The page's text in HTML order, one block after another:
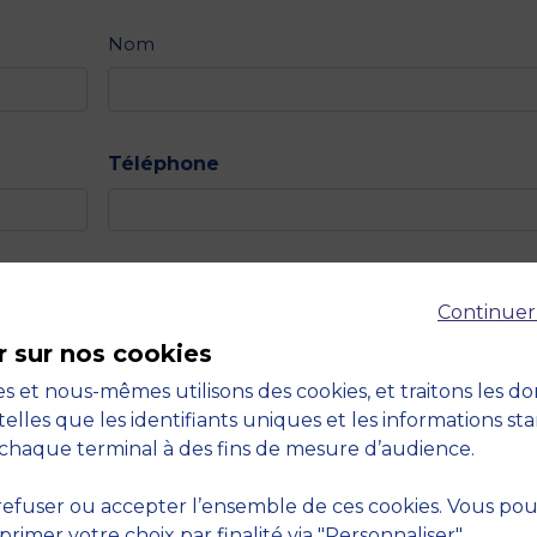
Nom
Téléphone
sur nos cookies
et nous-mêmes utilisons des cookies, et traitons les
que les identifiants uniques et les informations
terminal à des fins de mesure d’audience.
ou accepter l’ensemble de ces cookies. Vous